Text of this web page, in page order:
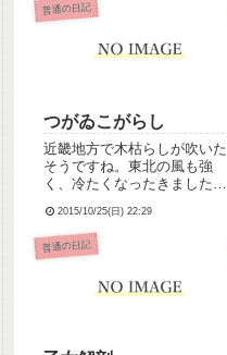
普通の日記
つがゐこがらし
近畿地方で木枯らしが吹いた
そうですね。東北の風も強
く、冷たくなったきました。
おすすめ曲がこちら(←リンク
踏むと飛びます)。ボーカロイ
ドによるデュエット曲、番凩
もメロディもとってもきれい
2015/10/25(日) 22:29
普通の日記